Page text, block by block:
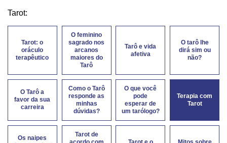
Tarot:
Tarot: o
oráculo
terapêutico
O feminino
sagrado nos
arcanos
maiores do
Tarô
Tarô e vida
afetiva
O tarô lhe
dirá sim ou
não?
O Tarô a
favor da sua
carreira
Como o Tarô
responde as
minhas
dúvidas?
O que você
pode
esperar de
um tarólogo?
Terapia com
Tarot
Os naipes
Tarot de